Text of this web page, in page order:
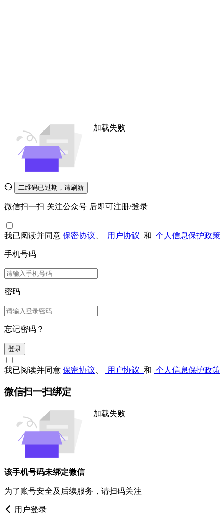
加载失败
二维码已过期，请刷新
微信扫一扫 关注公众号 后即可注册/登录
我已阅读并同意 保密协议 用户协议 和 个人信息保护政策
手机号码
密码
忘记密码？
登录
我已阅读并同意 保密协议 用户协议 和 个人信息保护政策
微信扫一扫绑定
加载失败
该手机号码未绑定微信
为了账号安全及后续服务，请扫码关注
用户登录